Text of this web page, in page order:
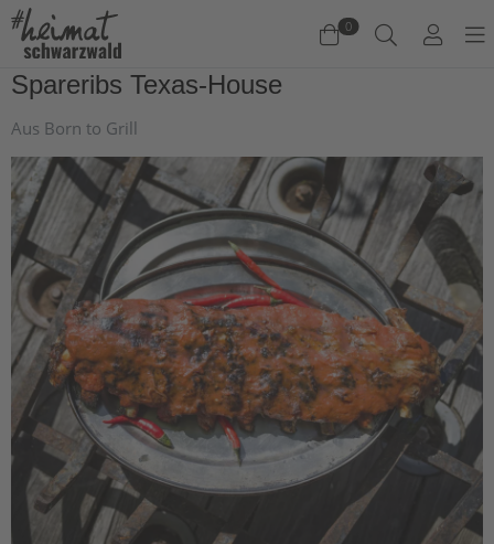
0
Jetzt einkaufen
Spareribs Texas-House
Aus Born to Grill